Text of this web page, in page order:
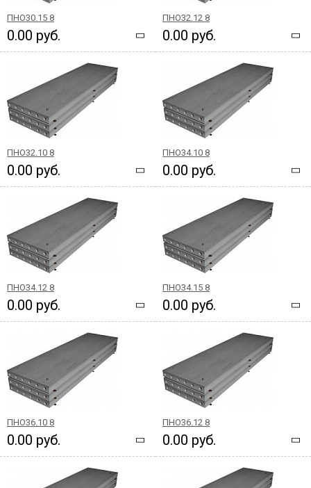
ПНО30.15 8
0.00 руб.
ПНО32.12 8
0.00 руб.
ПНО32.10 8
0.00 руб.
ПНО34.10 8
0.00 руб.
ПНО34.12 8
0.00 руб.
ПНО34.15 8
0.00 руб.
ПНО36.10 8
0.00 руб.
ПНО36.12 8
0.00 руб.